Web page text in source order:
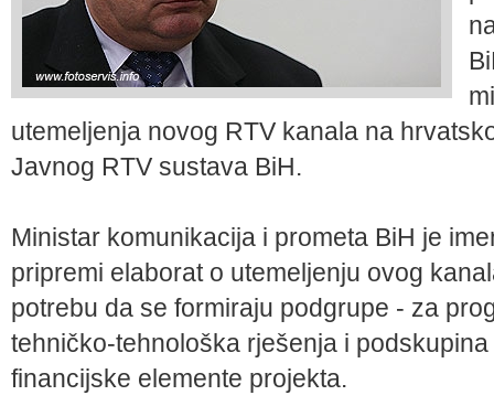
utemeljenja novog RTV kanala na
Javnog RTV sustava BiH.
Ministar komunikacija i prometa BiH je
pripremi elaborat o utemeljenju ovog
potrebu da se formiraju podgrupe - za
tehničko-tehnološka rješenja i
financijske elemente projekta.